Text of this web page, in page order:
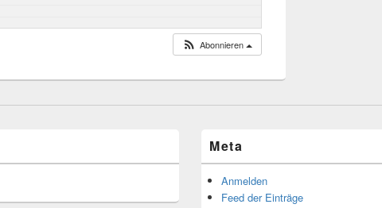
Abonnieren
Meta
Anmelden
Feed der Einträge